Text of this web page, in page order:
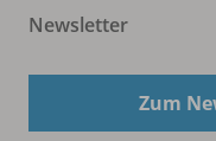
Newsletter
Zum